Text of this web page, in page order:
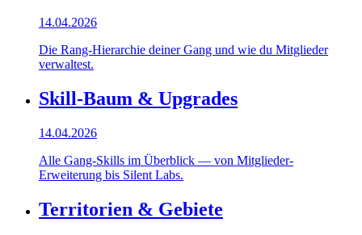
14.04.2026
Die Rang-Hierarchie deiner Gang und wie du Mitglieder
verwaltest.
Skill-Baum & Upgrades
14.04.2026
Alle Gang-Skills im Überblick — von Mitglieder-
Erweiterung bis Silent Labs.
Territorien & Gebiete